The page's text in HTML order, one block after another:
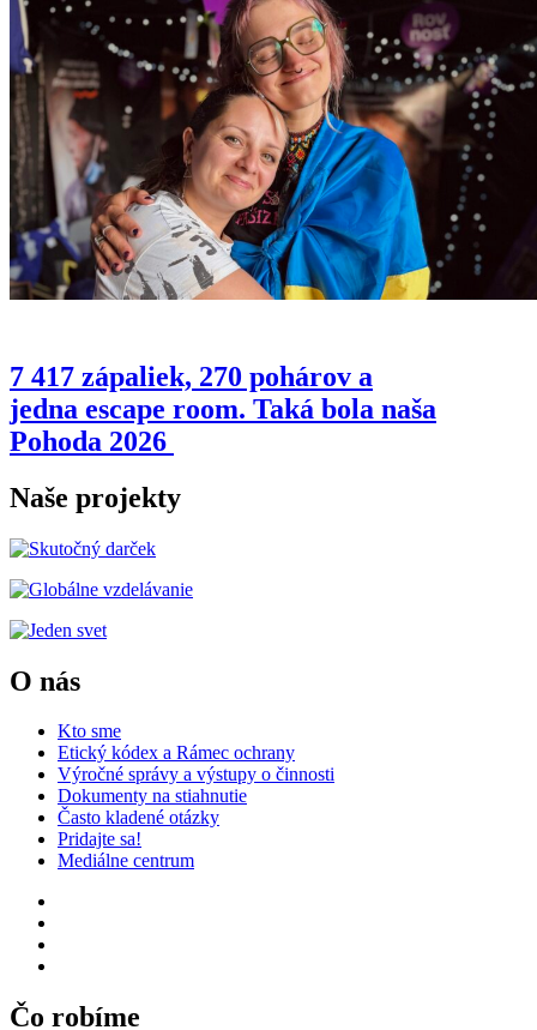
7 417 zápaliek, 270 pohárov a
jedna escape room. Taká bola naša
Pohoda 2026
Naše projekty
O nás
Kto sme
Etický kódex a Rámec ochrany
Výročné správy a výstupy o činnosti
Dokumenty na stiahnutie
Často kladené otázky
Pridajte sa!
Mediálne centrum
Čo robíme